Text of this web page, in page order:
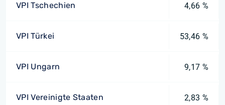
VPI Tschechien 4,66 %
VPI Türkei 53,46 %
VPI Ungarn 9,17 %
VPI Vereinigte Staaten 2,83 %